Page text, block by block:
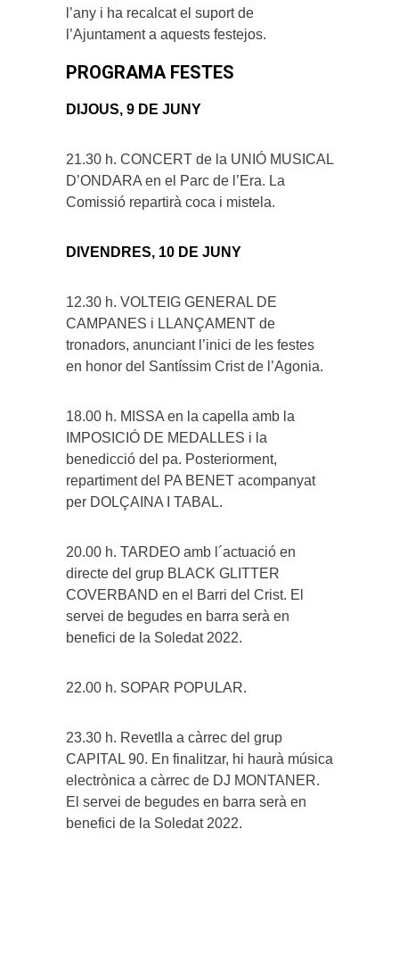
l’any i ha recalcat el suport de
l’Ajuntament a aquests festejos.
PROGRAMA FESTES
DIJOUS, 9 DE JUNY
21.30 h. CONCERT de la UNIÓ MUSICAL
D’ONDARA en el Parc de l’Era. La
Comissió repartirà coca i mistela.
DIVENDRES, 10 DE JUNY
12.30 h. VOLTEIG GENERAL DE
CAMPANES i LLANÇAMENT de
tronadors, anunciant l’inici de les festes
en honor del Santíssim Crist de l’Agonia.
18.00 h. MISSA en la capella amb la
IMPOSICIÓ DE MEDALLES i la
benedicció del pa. Posteriorment,
repartiment del PA BENET acompanyat
per DOLÇAINA I TABAL.
20.00 h. TARDEO amb l´actuació en
directe del grup BLACK GLITTER
COVERBAND en el Barri del Crist. El
servei de begudes en barra serà en
benefici de la Soledat 2022.
22.00 h. SOPAR POPULAR.
23.30 h. Revetlla a càrrec del grup
CAPITAL 90. En finalitzar, hi haurà música
electrònica a càrrec de DJ MONTANER.
El servei de begudes en barra serà en
benefici de la Soledat 2022.